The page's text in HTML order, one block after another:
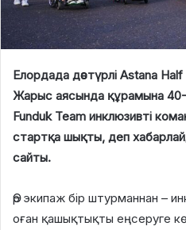
Елордада дәстүрлі Astana
Жарыс аясында құрамына
Funduk Team инклюзивті
стартқа шықты, деп
сайты.
Әр экипаж бір штурманнан –
оған қашықтықты еңсеруге